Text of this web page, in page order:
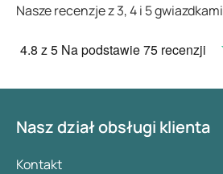
Nasze recenzje z 3, 4 i 5 gwiazdkami
4.8 z 5 Na podstawie75 recenzji
Nasz dział obsługi klienta
Kontakt